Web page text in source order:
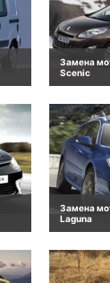
Замена
Scenic
Замена
Laguna